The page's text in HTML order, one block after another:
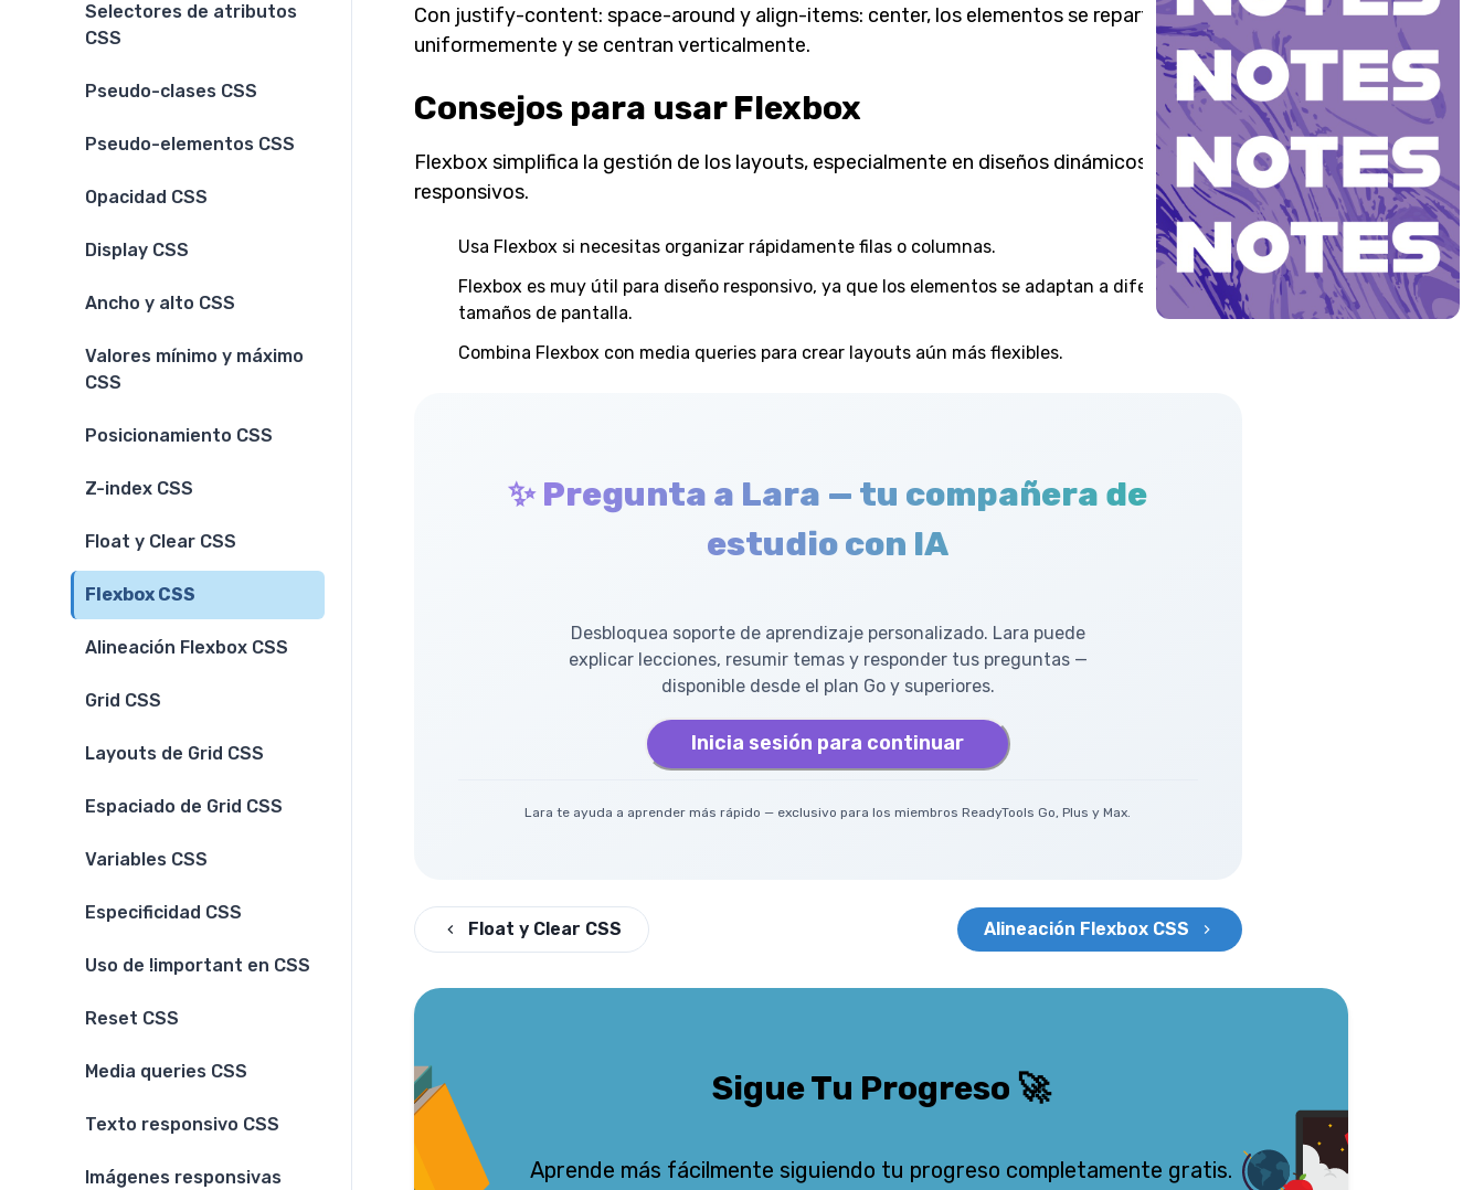
Selectores de atributos
CSS
Pseudo-clases CSS
Pseudo-elementos CSS
Opacidad CSS
Display CSS
Ancho y alto CSS
Valores mínimo y máximo
CSS
Posicionamiento CSS
Z-index CSS
Float y Clear CSS
Flexbox CSS
Alineación Flexbox CSS
Grid CSS
Layouts de Grid CSS
Espaciado de Grid CSS
Variables CSS
Especificidad CSS
Uso de !important en CSS
Reset CSS
Media queries CSS
Texto responsivo CSS
Imágenes responsivas
Con justify-content: space-around y align-items: center, los elementos se reparten
uniformemente y se centran verticalmente.
Consejos para usar Flexbox
Flexbox simplifica la gestión de los layouts, especialmente en diseños dinámicos o
responsivos.
Usa Flexbox si necesitas organizar rápidamente filas o columnas.
Flexbox es muy útil para diseño responsivo, ya que los elementos se adaptan a diferentes
tamaños de pantalla.
Combina Flexbox con media queries para crear layouts aún más flexibles.
✨ Pregunta a Lara — tu compañera de
estudio con IA
Desbloquea soporte de aprendizaje personalizado. Lara puede
explicar lecciones, resumir temas y responder tus preguntas —
disponible desde el plan Go y superiores.
Inicia sesión para continuar
Lara te ayuda a aprender más rápido — exclusivo para los miembros ReadyTools Go, Plus y Max.
Float y Clear CSS Alineación Flexbox CSS
Sigue Tu Progreso 🚀
Aprende más fácilmente siguiendo tu progreso completamente gratis.